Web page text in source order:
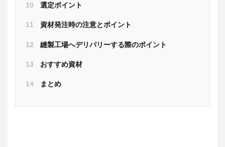
10 選定ポイント
11 資材発注時の注意とポイント
12 縫製工場へデリバリーする際のポイント
13 おすすめ資材
14 まとめ